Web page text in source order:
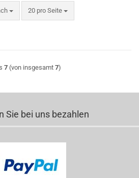
20 pro Seite
pro Seite
7 (von insgesamt 7)
Sie bei uns bezahlen